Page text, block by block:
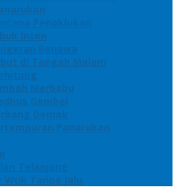
Penaklukan
Inten
Benawa
di Tengah Malam
Merbabu
Gembel
Demak
Panarukan
Telanjang
Wuk Tanpa Jalu